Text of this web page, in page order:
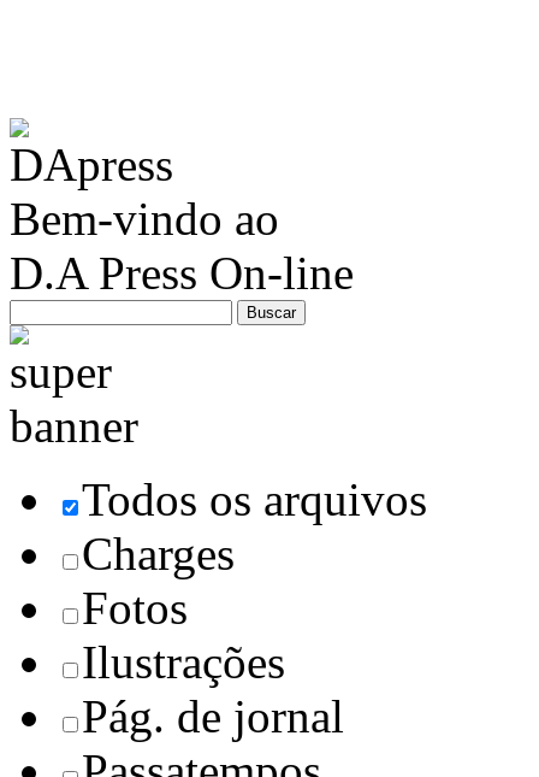
Bem-vindo ao
D.A Press On-line
Todos os arquivos
Charges
Fotos
Ilustrações
Pág. de jornal